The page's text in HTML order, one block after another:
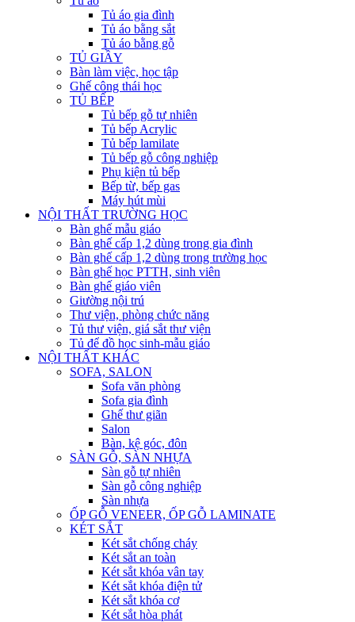
Tủ áo gia đình
Tủ áo bằng sắt
Tủ áo bằng gỗ
TỦ GIẦY
Bàn làm việc, học tập
Ghế công thái học
TỦ BẾP
Tủ bếp gỗ tự nhiên
Tủ bếp Acrylic
Tủ bếp lamilate
Tủ bếp gỗ công nghiệp
Phụ kiện tủ bếp
Bếp từ, bếp gas
Máy hút mùi
NỘI THẤT TRƯỜNG HỌC
Bàn ghế mẫu giáo
Bàn ghế cấp 1,2 dùng trong gia đình
Bàn ghế cấp 1,2 dùng trong trường học
Bàn ghế học PTTH, sinh viên
Bàn ghế giáo viên
Giường nội trú
Thư viện, phòng chức năng
Tủ thư viện, giá sắt thư viện
Tủ để đồ học sinh-mẫu giáo
NỘI THẤT KHÁC
SOFA, SALON
Sofa văn phòng
Sofa gia đình
Ghế thư giãn
Salon
Bàn, kệ góc, đôn
SÀN GỖ, SÀN NHỰA
Sàn gỗ tự nhiên
Sàn gỗ công nghiệp
Sàn nhựa
ỐP GỖ VENEER, ỐP GỖ LAMINATE
KÉT SẮT
Két sắt chống cháy
Két sắt an toàn
Két sắt khóa vân tay
Két sắt khóa điện tử
Két sắt khóa cơ
Két sắt hòa phát